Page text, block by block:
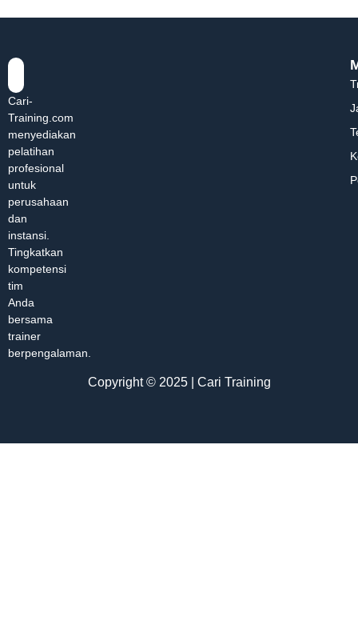
Cari-
Training.com
menyediakan
pelatihan
profesional
untuk
perusahaan
dan
instansi.
Tingkatkan
kompetensi
tim
Anda
bersama
trainer
berpengalaman.
Copyright © 2025 | Cari Training